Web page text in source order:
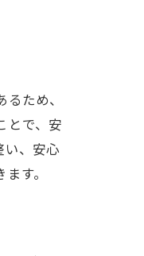
ため、
とで、安
い、安心
す。